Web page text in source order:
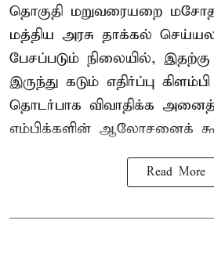
தொகுதி மறுவரையறை
மத்திய அரசு தாக்கல்
பேசப்படும் நிலையில், இதற்கு
இருந்து கடும் எதிர்ப்பு
தொடர்பாக விவாதிக்க
எம்பிக்களின் ஆலோசனைக்
Read More